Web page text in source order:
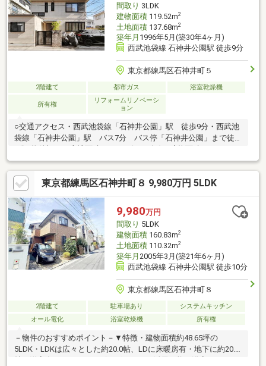
間取り 3LDK
建物面積119.52m2
土地面積137.68m2
築年月 1996年5月(築30年4ヶ月)
西武池袋線 石神井公園駅 徒歩9分
東京都練馬区石神井町５
2階建て 都市ガス 浴室乾燥機
所有権
リフォームリノベーシ
ョン
○交通アクセス・西武池袋線「石神井公園」駅 徒歩9分・西武池
袋線「石神井公園」駅 バス7分 バス停「石神井公園」まで徒歩
(36.15坪)・間取り 3LDK・カースペースあり（車種による）・角
地【南西側公道5.5m×北西側私道4.5m】
東京都練馬区石神井町８ 9,980万円 5LDK
9,980万円
間取り 5LDK
建物面積160.83m2
土地面積110.32m2
築年月 2005年3月(築21年6ヶ月)
西武池袋線 石神井公園駅 徒歩10分
東京都練馬区石神井町８
2階建て 駐車場あり
システムキッチン
オール電化
浴室乾燥機 所有権
－物件のおすすめポイント－▼特徴・建物面積約48.65坪の
5LDK・LDKは広々とした約20.0帖、LDに床暖房有・地下に約20.1
帖の洋室有、セカンドリビングとしても活用可能・浴室はゆった